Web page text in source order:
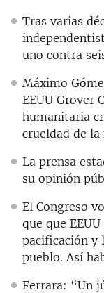
LA INVASIÓN DE
Tras varias
uno contra
Máximo
EEUU Grover
humanitaria
crueldad de
La prensa
su opinión
El Congreso
que que
pacificación y
pueblo. Así
Ferrara: “Un